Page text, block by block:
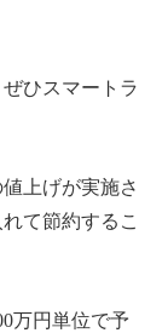
ひスマートラ
上げが実施さ
て節約するこ
万円単位で予